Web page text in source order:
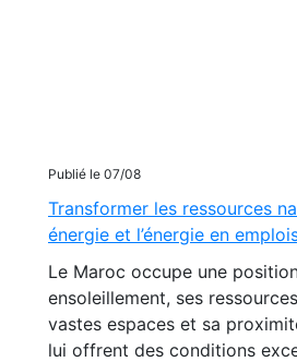
Publié le 07/08
Transformer les ressources
énergie et l’énergie en
Le Maroc occupe une
ensoleillement, ses
vastes espaces et sa
lui offrent des conditions